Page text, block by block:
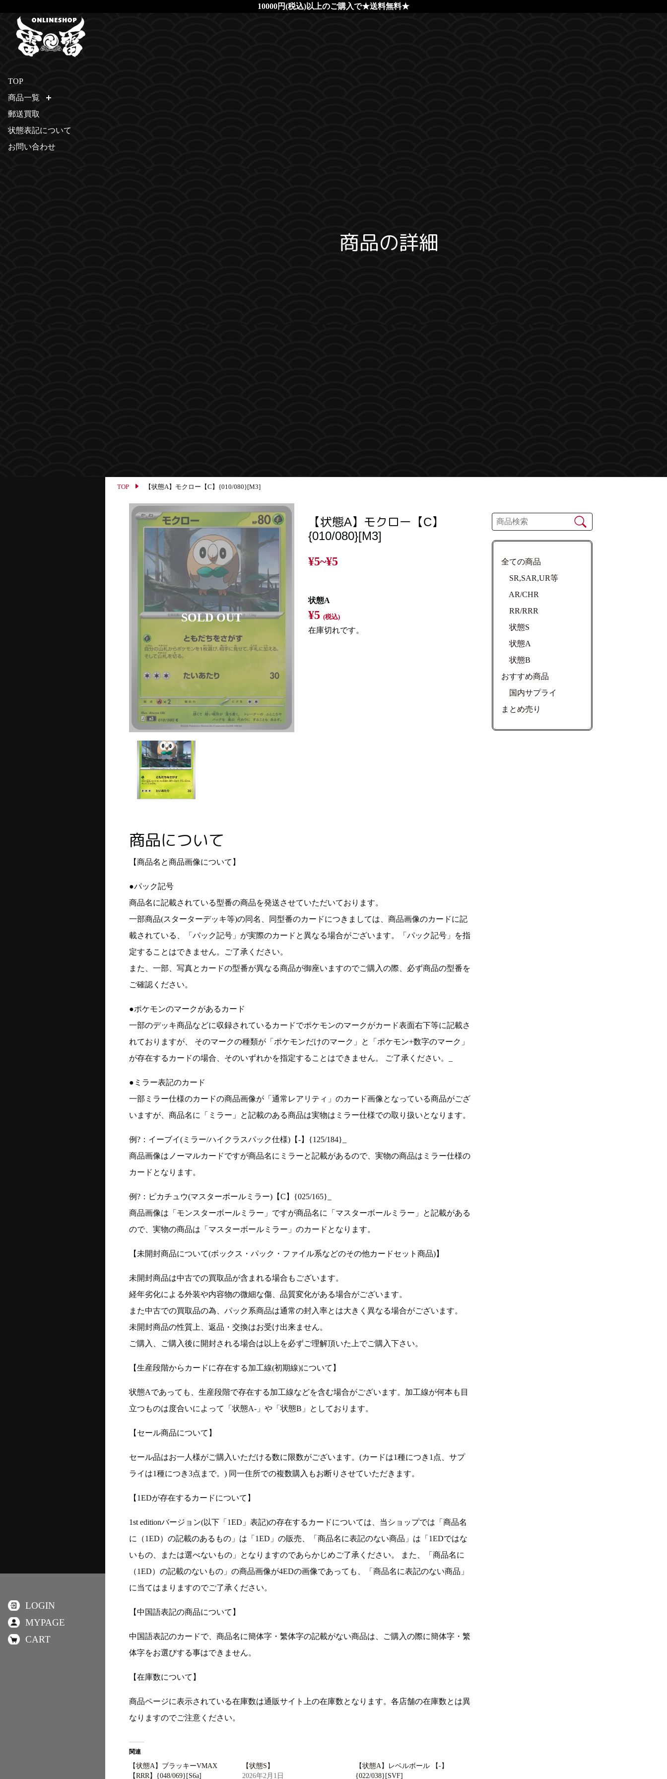
10000円(税込)以上のご購入で★送料無料★
商品の詳細
TOP 【状態A】モクロー【C】{010/080}[M3]
【状態A】モクロー【C】
{010/080}[M3]
¥5~¥5
状態A
¥5(税込)
在庫切れです。
商品について
【商品名と商品画像について】
●パック記号
商品名に記載されている型番の商品を発送させていただいております。
一部商品(スターターデッキ等)の同名、同型番のカードにつきましては、商品画像のカードに記
載されている、「パック記号」が実際のカードと異なる場合がございます。「パック記号」を指
定することはできません。ご了承ください。
また、一部、写真とカードの型番が異なる商品が御座いますのでご購入の際、必ず商品の型番を
ご確認ください。
●ポケモンのマークがあるカード
一部のデッキ商品などに収録されているカードでポケモンのマークがカード表面右下等に記載さ
れておりますが、 そのマークの種類が「ポケモンだけのマーク」と「ポケモン+数字のマーク」
が存在するカードの場合、そのいずれかを指定することはできません。 ご了承ください。_
●ミラー表記のカード
一部ミラー仕様のカードの商品画像が「通常レアリティ」のカード画像となっている商品がござ
いますが、商品名に「ミラー」と記載のある商品は実物はミラー仕様での取り扱いとなります。
例?：イーブイ(ミラー/ハイクラスパック仕様)【-】{125/184}_
商品画像はノーマルカードですが商品名にミラーと記載があるので、実物の商品はミラー仕様の
カードとなります。
例?：ピカチュウ(マスターボールミラー)【C】{025/165}_
商品画像は「モンスターボールミラー」ですが商品名に「マスターボールミラー」と記載がある
ので、実物の商品は「マスターボールミラー」のカードとなります。
【未開封商品について(ボックス・パック・ファイル系などのその他カードセット商品)】
未開封商品は中古での買取品が含まれる場合もございます。
経年劣化による外装や内容物の微細な傷、品質変化がある場合がございます。
また中古での買取品の為、パック系商品は通常の封入率とは大きく異なる場合がございます。
未開封商品の性質上、返品・交換はお受け出来ません。
ご購入、ご購入後に開封される場合は以上を必ずご理解頂いた上でご購入下さい。
【生産段階からカードに存在する加工線(初期線)について】
状態Aであっても、生産段階で存在する加工線などを含む場合がございます。加工線が何本も目
立つものは度合いによって「状態A-」や「状態B」としております。
【セール商品について】
セール品はお一人様がご購入いただける数に限数がございます。(カードは1種につき1点、サプ
ライは1種につき3点まで。) 同一住所での複数購入もお断りさせていただきます。
【1EDが存在するカードについて】
1st editionバージョン(以下「1ED」表記)の存在するカードについては、当ショップでは「商品名
に（1ED）の記載のあるもの」は「1ED」の販売、「商品名に表記のない商品」は「1EDではな
いもの、または選べないもの」となりますのであらかじめご了承ください。 また、「商品名に
（1ED）の記載のないもの」の商品画像が4EDの画像であっても、「商品名に表記のない商品」
に当てはまりますのでご了承ください。
【中国語表記の商品について】
中国語表記のカードで、商品名に簡体字・繁体字の記載がない商品は、ご購入の際に簡体字・繁
体字をお選びする事はできません。
【在庫数について】
商品ページに表示されている在庫数は通販サイト上の在庫数となります。各店舗の在庫数とは異
なりますのでご注意ください。
関連
【状態A】ブラッキーVMAX
【RRR】{048/069}[S6a]
【状態S】
2026年2月1日
【状態A】レベルボール 【-】
{022/038}[SVF]
全ての商品
SR,SAR,UR等
AR/CHR
RR/RRR
状態S
状態A
状態B
おすすめ商品
国内サプライ
まとめ売り
TOP
商品一覧
郵送買取
状態表記について
お問い合わせ
LOGIN
MYPAGE
CART